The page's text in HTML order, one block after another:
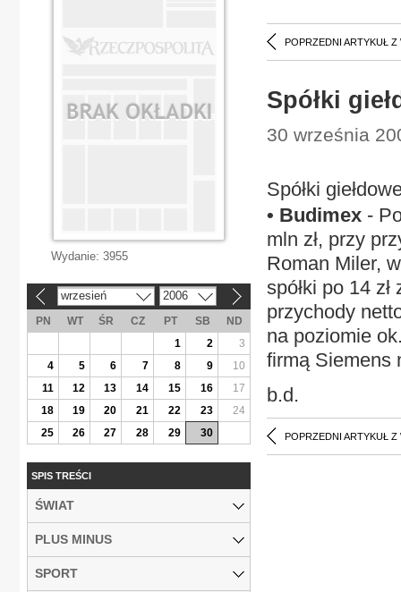
POPRZEDNI ARTYKUŁ Z
Spółki
30 września
Spółki
• Budimex -
mln zł, przy
Roman Miler,
spółki po 14
przychody
na poziomie
firmą Siemens
b.d.
POPRZEDNI ARTYKUŁ Z
Wydanie: 3955
wrzesień 2006
PN WT ŚR CZ PT SB
ND
1
2
3
4
5 6 7 8 9
10
11
12 13 14 15 16
17
18
19 20 21 22 23
24
25
26 27 28 29 30
SPIS TREŚCI
ŚWIAT
PLUS MINUS
SPORT